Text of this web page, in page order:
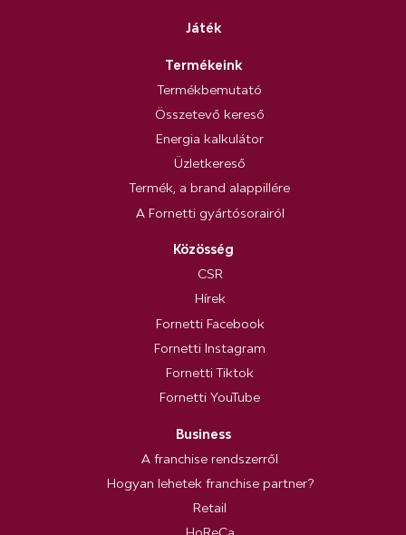
Játék
Termékeink
Termékbemutató
Összetevő kereső
Energia kalkulátor
Üzletkereső
Termék, a brand alappillére
A Fornetti gyártósorairól
Közösség
CSR
Hírek
Fornetti Facebook
Fornetti Instagram
Fornetti Tiktok
Fornetti YouTube
Business
A franchise rendszerről
Hogyan lehetek franchise partner?
Retail